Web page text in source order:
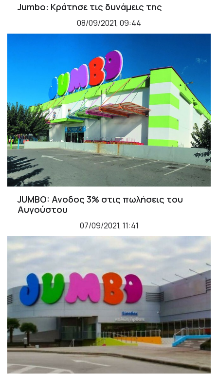
Jumbo: Κράτησε τις δυνάμεις της
08/09/2021, 09:44
JUMBO: Ανοδος 3% στις πωλήσεις του
Αυγούστου
07/09/2021, 11:41